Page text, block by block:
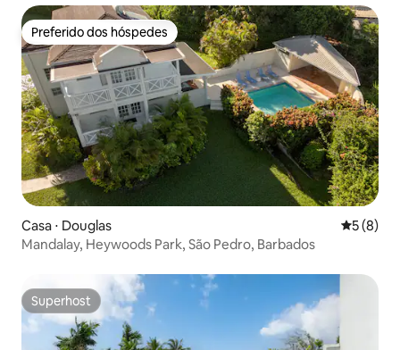
Preferido dos hóspedes
Preferido dos hóspedes
Casa ⋅ Douglas 5 de
5 (8)
Mandalay, Heywoods Park, São Pedro, Barbados
Superhost
Superhost